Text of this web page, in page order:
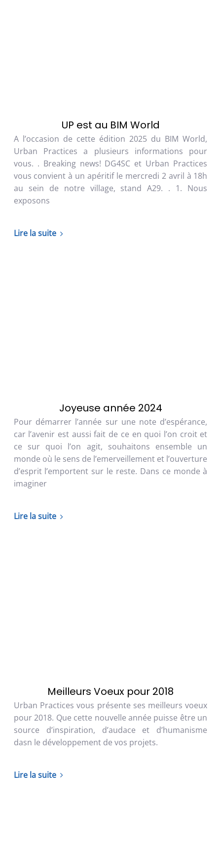
UP est au BIM World
A l’occasion de cette édition 2025 du BIM World,
Urban Practices a plusieurs informations pour
vous. . Breaking news! DG4SC et Urban Practices
vous convient à un apéritif le mercredi 2 avril à 18h
au sein de notre village, stand A29. . 1. Nous
exposons
Lire la suite
Joyeuse année 2024
Pour démarrer l’année sur une note d’espérance,
car l’avenir est aussi fait de ce en quoi l’on croit et
ce sur quoi l’on agit, souhaitons ensemble un
monde où le sens de l’emerveillement et l’ouverture
d’esprit l’emportent sur le reste. Dans ce monde à
imaginer
Lire la suite
Meilleurs Voeux pour 2018
Urban Practices vous présente ses meilleurs voeux
pour 2018. Que cette nouvelle année puisse être un
source d’inspiration, d’audace et d’humanisme
dasn le développement de vos projets.
Lire la suite